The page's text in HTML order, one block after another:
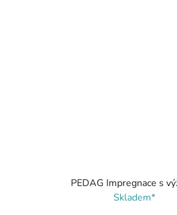
PEDAG Impregnace s
Skladem*